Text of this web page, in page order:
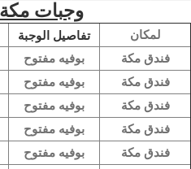
وجبات مكة
لمكان تفاصيل الوجبة
فندق مكة
بوفيه مفتوح
فندق مكة
بوفيه مفتوح
فندق مكة
بوفيه مفتوح
فندق مكة
بوفيه مفتوح
فندق مكة
بوفيه مفتوح